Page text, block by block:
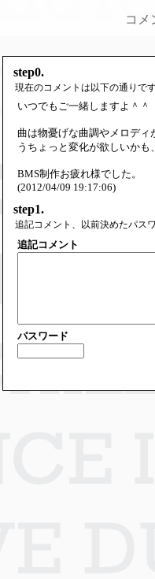
コメ
step0.
現在のコメントは以下の通りで
いつでもご一緒しますよ＾＾
曲は物憂げな曲調やメロデ
うちょっと変化が欲しいかも
BMS制作お疲れ様でした。
(2012/04/09 19:17:06)
step1.
追記コメント、以前決めたパス
追記コメント
パスワード